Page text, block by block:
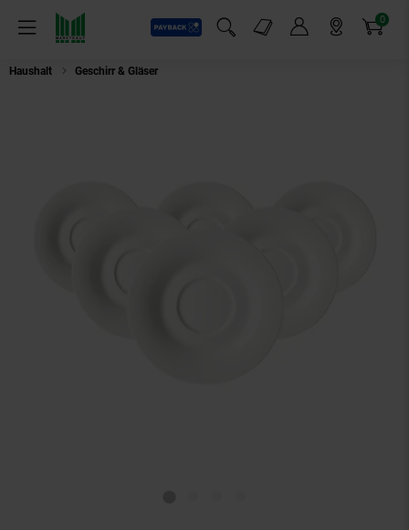
Menü
Payback
Suchfeld einblenden
Markt-Angebote 0
Artikel
Haushalt Geschirr & Gläser